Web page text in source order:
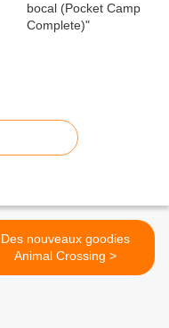
Des nouveaux goodies
Animal Crossing >